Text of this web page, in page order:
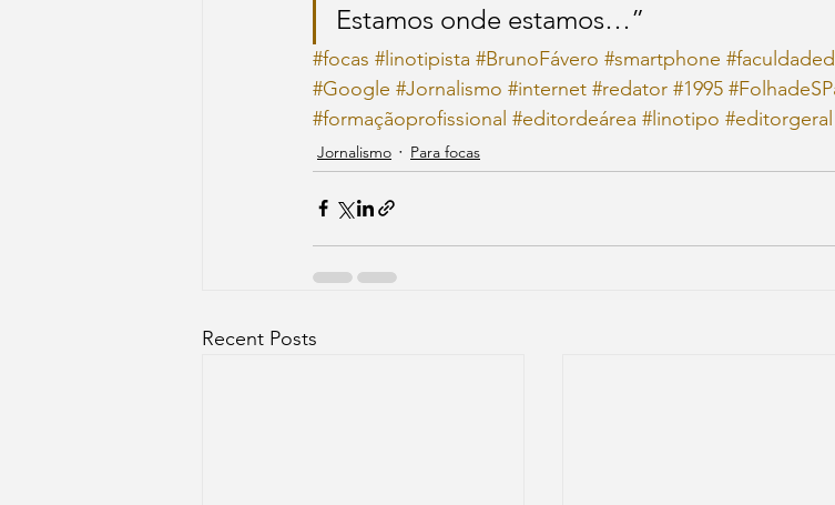
Estamos onde estamos…”
#focas #linotipista #BrunoFávero #smartphone
#Google #Jornalismo #internet #redator #1995
#formaçãoprofissional #editordeárea #linotipo #editorgeral
Jornalismo Para focas
Recent Posts